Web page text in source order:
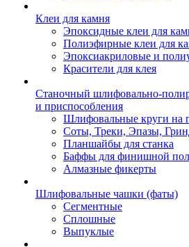
Клеи для камня
Эпоксидные клеи для
Полиэфирные клеи для
Эпоксиакриловые и
Красители для клея
Станочный шлифовально-
и приспособления
Шлифовальные круги на
Соты, Треки, Эпазы,
Планшайбы для станка
Баффы для финишной
Алмазные фикерты
Шлифовальные чашки (фаты)
Сегментные
Сплошные
Выпуклые